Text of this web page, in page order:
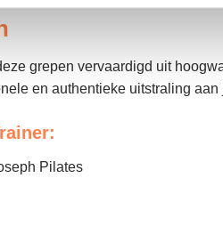
grepen vervaardigd uit
en authentieke uitstraling aan
Pilates